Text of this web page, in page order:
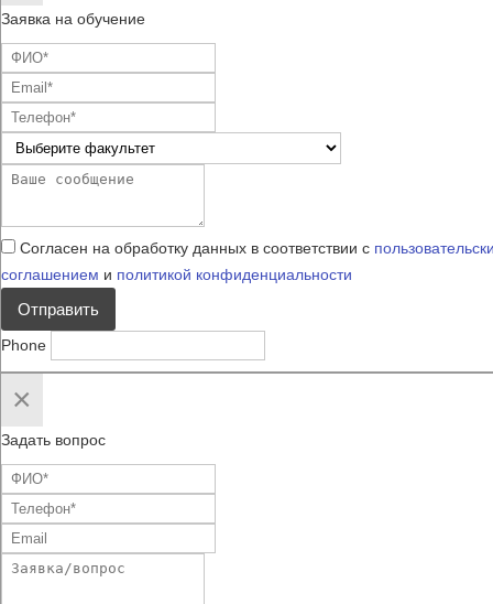
Заявка на обучение
Согласен на обработку данных в соответствии с
соглашением и политикой конфиденциальности
Отправить
Phone
×
Задать вопрос